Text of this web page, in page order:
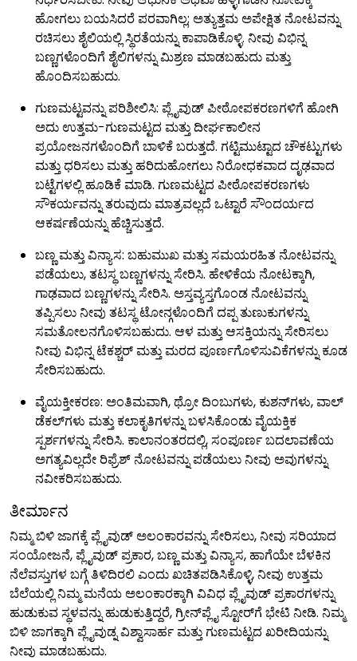
ಹೋಗಲು ಬಯಸಿದರೆ ಪರವಾಗಿಲ್ಲ; ಅತ್ಯುತ್ತಮ ಅಪೇಕ್ಷಿತ ನೋಟವನ್ನು
ರಚಿಸಲು ಶೈಲಿಯಲ್ಲಿ ಸ್ಥಿರತೆಯನ್ನು ಕಾಪಾಡಿಕೊಳ್ಳಿ. ನೀವು ವಿಭಿನ್ನ
ಬಣ್ಣಗಳೊಂದಿಗೆ ಶೈಲಿಗಳನ್ನು ಮಿಶ್ರಣ ಮಾಡಬಹುದು ಮತ್ತು
ಹೊಂದಿಸಬಹುದು.
ಗುಣಮಟ್ಟವನ್ನು ಪರಿಶೀಲಿಸಿ: ಪ್ಲೈವುಡ್ ಪೀಠೋಪಕರಣಗಳಿಗೆ ಹೋಗಿ
ಅದು ಉತ್ತಮ-ಗುಣಮಟ್ಟದ ಮತ್ತು ದೀರ್ಘಕಾಲೀನ
ಪ್ರಯೋಜನಗಳೊಂದಿಗೆ ಬಾಳಿಕೆ ಬರುತ್ತದೆ. ಗಟ್ಟಿಮುಟ್ಟಾದ ಚೌಕಟ್ಟುಗಳು
ಮತ್ತು ಧರಿಸಲು ಮತ್ತು ಹರಿದುಹೋಗಲು ನಿರೋಧಕವಾದ ದೃಢವಾದ
ಬಟ್ಟೆಗಳಲ್ಲಿ ಹೂಡಿಕೆ ಮಾಡಿ. ಗುಣಮಟ್ಟದ ಪೀಠೋಪಕರಣಗಳು
ಸೌಕರ್ಯವನ್ನು ತರುವುದು ಮಾತ್ರವಲ್ಲದೆ ಒಟ್ಟಾರೆ ಸೌಂದರ್ಯದ
ಆಕರ್ಷಣೆಯನ್ನು ಹೆಚ್ಚಿಸುತ್ತದೆ.
ಬಣ್ಣ ಮತ್ತು ವಿನ್ಯಾಸ: ಬಹುಮುಖ ಮತ್ತು ಸಮಯರಹಿತ ನೋಟವನ್ನು
ಪಡೆಯಲು, ತಟಸ್ಥ ಬಣ್ಣಗಳನ್ನು ಸೇರಿಸಿ. ಹೇಳಿಕೆಯ ನೋಟಕ್ಕಾಗಿ,
ಗಾಢವಾದ ಬಣ್ಣಗಳನ್ನು ಸೇರಿಸಿ. ಅಸ್ತವ್ಯಸ್ತಗೊಂಡ ನೋಟವನ್ನು
ತಪ್ಪಿಸಲು ನೀವು ತಟಸ್ಥ ಟೋನ್ಗಳೊಂದಿಗೆ ದಪ್ಪ ತುಣುಕುಗಳನ್ನು
ಸಮತೋಲನಗೊಳಿಸಬಹುದು. ಆಳ ಮತ್ತು ಆಸಕ್ತಿಯನ್ನು ಸೇರಿಸಲು
ನೀವು ವಿಭಿನ್ನ ಟೆಕಶ್ಚರ್ ಮತ್ತು ಮರದ ಪೂರ್ಣಗೊಳಿಸುವಿಕೆಗಳನ್ನು ಕೂಡ
ಸೇರಿಸಬಹುದು.
ವೈಯಕ್ತೀಕರಣ: ಅಂತಿಮವಾಗಿ, ಥ್ರೋ ದಿಂಬುಗಳು, ಕುಶನ್‌ಗಳು, ವಾಲ್
ಡೆಕಲ್‌ಗಳು ಮತ್ತು ಕಲಾಕೃತಿಗಳನ್ನು ಬಳಸಿಕೊಂಡು ವೈಯಕ್ತಿಕ
ಸ್ಪರ್ಶಗಳನ್ನು ಸೇರಿಸಿ. ಕಾಲಾನಂತರದಲ್ಲಿ, ಸಂಪೂರ್ಣ ಬದಲಾವಣೆಯ
ಅಗತ್ಯವಿಲ್ಲದೇ ರಿಫ್ರೆಶ್ ನೋಟವನ್ನು ಪಡೆಯಲು ನೀವು ಅವುಗಳನ್ನು
ನವೀಕರಿಸಬಹುದು.
ತೀರ್ಮಾನ
ನಿಮ್ಮ ಬಿಳಿ ಜಾಗಕ್ಕೆ ಪ್ಲೈವುಡ್ ಅಲಂಕಾರವನ್ನು ಸೇರಿಸಲು, ನೀವು ಸರಿಯಾದ
ಸಂಯೋಜನೆ, ಪ್ಲೈವುಡ್ ಪ್ರಕಾರ, ಬಣ್ಣ ಮತ್ತು ವಿನ್ಯಾಸ, ಹಾಗೆಯೇ ಬೆಳಕಿನ
ನೆಲೆವಸ್ತುಗಳ ಬಗ್ಗೆ ತಿಳಿದಿರಲಿ ಎಂದು ಖಚಿತಪಡಿಸಿಕೊಳ್ಳಿ, ನೀವು ಉತ್ತಮ
ಬೆಲೆಯಲ್ಲಿ ನಿಮ್ಮ ಮನೆಯ ಅಲಂಕಾರಕ್ಕಾಗಿ ವಿವಿಧ ಪ್ಲೈವುಡ್ ಪ್ರಕಾರಗಳನ್ನು
ಹುಡುಕುವ ಸ್ಥಳವನ್ನು ಹುಡುಕುತ್ತಿದ್ದರೆ, ಗ್ರೀನ್‌ಪ್ಲೈ ಸ್ಟೋರ್‌ಗೆ ಭೇಟಿ ನೀಡಿ. ನಿಮ್ಮ
ಬಿಳಿ ಜಾಗಕ್ಕಾಗಿ ಪ್ಲೈವುಡ್ನ ವಿಶ್ವಾಸಾರ್ಹ ಮತ್ತು ಗುಣಮಟ್ಟದ ಖರೀದಿಯನ್ನು
ನೀವು ಮಾಡಬಹುದು.